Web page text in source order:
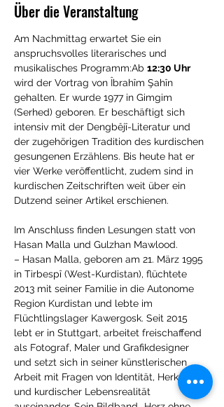
Über die Veranstaltung
Am Nachmittag erwartet Sie ein
anspruchsvolles literarisches und
musikalisches Programm:Ab 12:30 Uhr
wird der Vortrag von Îbrahîm Şahîn
gehalten. Er wurde 1977 in Gimgim
(Serhed) geboren. Er beschäftigt sich
intensiv mit der Dengbêjî-Literatur und
der zugehörigen Tradition des kurdischen
gesungenen Erzählens. Bis heute hat er
vier Werke veröffentlicht, zudem sind in
kurdischen Zeitschriften weit über ein
Dutzend seiner Artikel erschienen.
Im Anschluss finden Lesungen statt von
Hasan Malla und Gulzhan Mawlood.
– Hasan Malla, geboren am 21. März 1995
in Tirbespî (West-Kurdistan), flüchtete
2013 mit seiner Familie in die Autonome
Region Kurdistan und lebte im
Flüchtlingslager Kawergosk. Seit 2015
lebt er in Stuttgart, arbeitet freischaffend
als Fotograf, Maler und Grafikdesigner
und setzt sich in seiner künstlerischen
Arbeit mit Fragen von Identität, Herkunft
und kurdischer Lebensrealität